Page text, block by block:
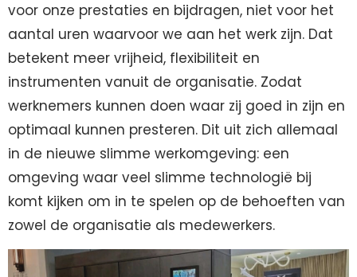
voor onze prestaties en bijdragen, niet voor het
aantal uren waarvoor we aan het werk zijn. Dat
betekent meer vrijheid, flexibiliteit en
instrumenten vanuit de organisatie. Zodat
werknemers kunnen doen waar zij goed in zijn en
optimaal kunnen presteren. Dit uit zich allemaal
in de nieuwe slimme werkomgeving: een
omgeving waar veel slimme technologië bij
komt kijken om in te spelen op de behoeften van
zowel de organisatie als medewerkers.